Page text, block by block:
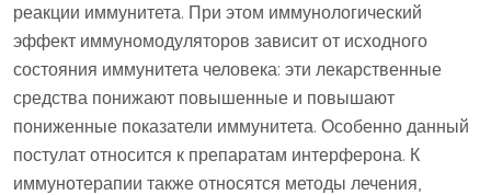
реакции иммунитета. При этом иммунологический
эффект иммуномодуляторов зависит от исходного
состояния иммунитета человека: эти лекарственные
средства понижают повышенные и повышают
пониженные показатели иммунитета. Особенно данный
постулат относится к препаратам интерферона. К
иммунотерапии также относятся методы лечения,